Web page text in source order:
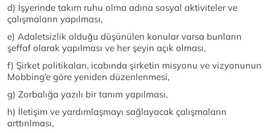
d) İşyerinde takım ruhu olma adına sosyal aktiviteler ve
çalışmaların yapılması,
e) Adaletsizlik olduğu düşünülen konular varsa bunların
şeffaf olarak yapılması ve her şeyin açık olması,
f) Şirket politikaları, icabında şirketin misyonu ve vizyonunun
Mobbing’e göre yeniden düzenlenmesi,
g) Zorbalığa yazılı bir tanım yapılması,
h) İletişim ve yardımlaşmayı sağlayacak çalışmaların
arttırılması,